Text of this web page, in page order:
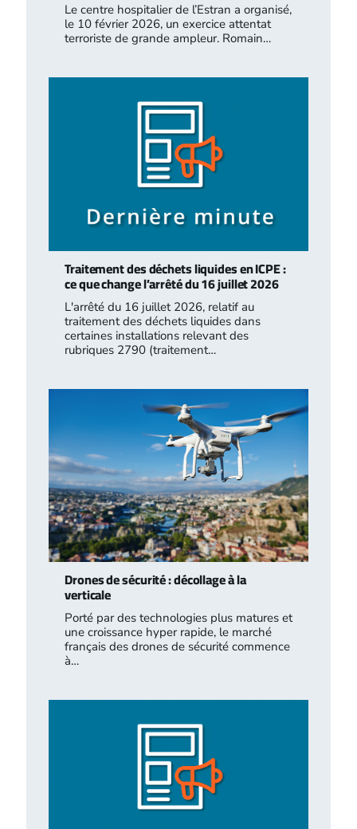
Le centre hospitalier de l’Estran a organisé,
le 10 février 2026, un exercice attentat
terroriste de grande ampleur. Romain…
Traitement des déchets liquides en ICPE :
ce que change l’arrêté du 16 juillet 2026
L'arrêté du 16 juillet 2026, relatif au
traitement des déchets liquides dans
certaines installations relevant des
rubriques 2790 (traitement…
Drones de sécurité : décollage à la
verticale
Porté par des technologies plus matures et
une croissance hyper rapide, le marché
français des drones de sécurité commence
à…